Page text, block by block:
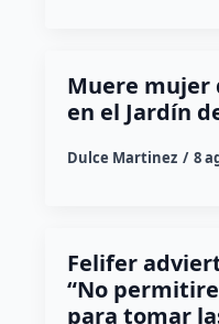
Muere mujer
en el Jardín
Dulce Martinez 8
Felifer
“No
para tomar